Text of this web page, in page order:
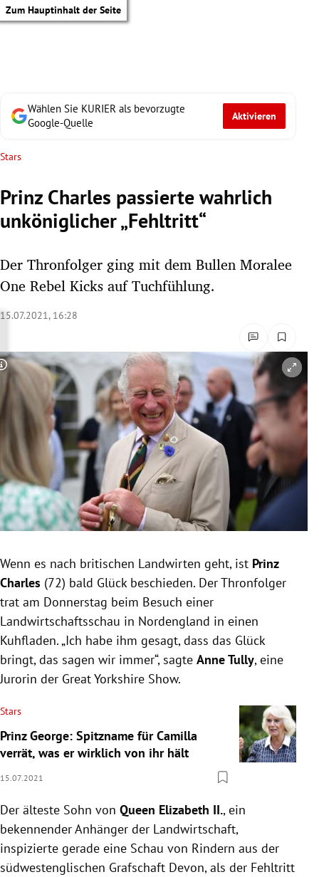
Zum Hauptinhalt der Seite
Untermenü
Untermenü
Untermenü
Untermenü
Untermenü
Untermenü
Untermenü
Wählen Sie KURIER als bevorzugte
Google-Quelle
Aktivieren
Stars
Prinz Charles passierte wahrlich
unköniglicher „Fehltritt“
Der Thronfolger ging mit dem Bullen Moralee
One Rebel Kicks auf Tuchfühlung.
15.07.2021, 16:28
Copyright-Hinweis öffnen/schließen
Wenn es nach britischen Landwirten geht, ist Prinz
Charles (72) bald Glück beschieden. Der Thronfolger
trat am Donnerstag beim Besuch einer
Landwirtschaftsschau in Nordengland in einen
Kuhfladen. „Ich habe ihm gesagt, dass das Glück
bringt, das sagen wir immer“, sagte Anne Tully, eine
Jurorin der Great Yorkshire Show.
Stars
Prinz George: Spitzname für Camilla
verrät, was er wirklich von ihr hält
15.07.2021
Der älteste Sohn von Queen Elizabeth II., ein
bekennender Anhänger der Landwirtschaft,
inspizierte gerade eine Schau von Rindern aus der
südwestenglischen Grafschaft Devon, als der Fehltritt